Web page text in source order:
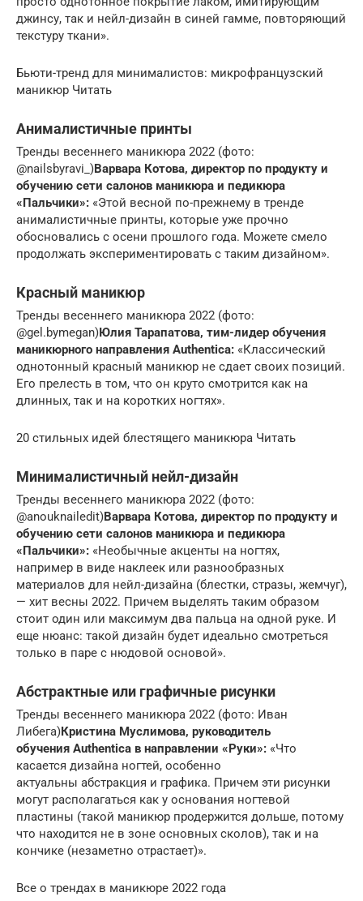
джинсу, так и нейл-дизайн в синей гамме, повторяющий
текстуру ткани».
Бьюти-тренд для минималистов: микрофранцузский
маникюр Читать
Анималистичные принты
Тренды весеннего маникюра 2022 (фото:
@nailsbyravi_)Варвара Котова, директор по продукту и
обучению сети салонов маникюра и педикюра
«Пальчики»: «Этой весной по-прежнему в тренде
анималистичные принты, которые уже прочно
обосновались с осени прошлого года. Можете смело
продолжать экспериментировать с таким дизайном».
Красный маникюр
Тренды весеннего маникюра 2022 (фото:
@gel.bymegan)Юлия Тарапатова, тим-лидер обучения
маникюрного направления Authentica: «Классический
однотонный красный маникюр не сдает своих позиций.
Его прелесть в том, что он круто смотрится как на
длинных, так и на коротких ногтях».
20 стильных идей блестящего маникюра Читать
Минималистичный нейл-дизайн
Тренды весеннего маникюра 2022 (фото:
@anouknailedit)Варвара Котова, директор по продукту и
обучению сети салонов маникюра и педикюра
«Пальчики»: «Необычные акценты на ногтях,
например в виде наклеек или разнообразных
материалов для нейл-дизайна (блестки, стразы, жемчуг),
— хит весны 2022. Причем выделять таким образом
стоит один или максимум два пальца на одной руке. И
еще нюанс: такой дизайн будет идеально смотреться
только в паре с нюдовой основой».
Абстрактные или графичные рисунки
Тренды весеннего маникюра 2022 (фото: Иван
Либега)Кристина Муслимова, руководитель
обучения Authentica в направлении «Руки»: «Что
касается дизайна ногтей, особенно
актуальны абстракция и графика. Причем эти рисунки
могут располагаться как у основания ногтевой
пластины (такой маникюр продержится дольше, потому
что находится не в зоне основных сколов), так и на
кончике (незаметно отрастает)».
Все о трендах в маникюре 2022 года